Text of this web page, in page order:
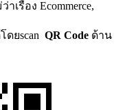
รื่อง Ecommerce,
ดยscan QR Code ด้าน